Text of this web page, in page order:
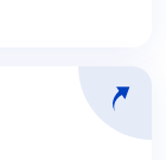
PayPal